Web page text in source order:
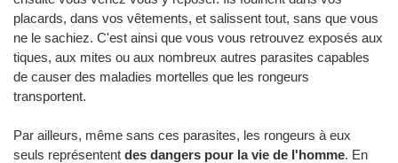
placards, dans vos vêtements, et salissent tout, sans que vous
ne le sachiez. C'est ainsi que vous vous retrouvez exposés aux
tiques, aux mites ou aux nombreux autres parasites capables
de causer des maladies mortelles que les rongeurs
transportent.
Par ailleurs, même sans ces parasites, les rongeurs à eux
seuls représentent des dangers pour la vie de l'homme. En